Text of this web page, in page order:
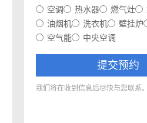
空调 热水器 燃气灶
油烟机
洗衣机 壁挂炉
空气能
中央空调
提交预约
我们将在收到信息后尽快与您联系。